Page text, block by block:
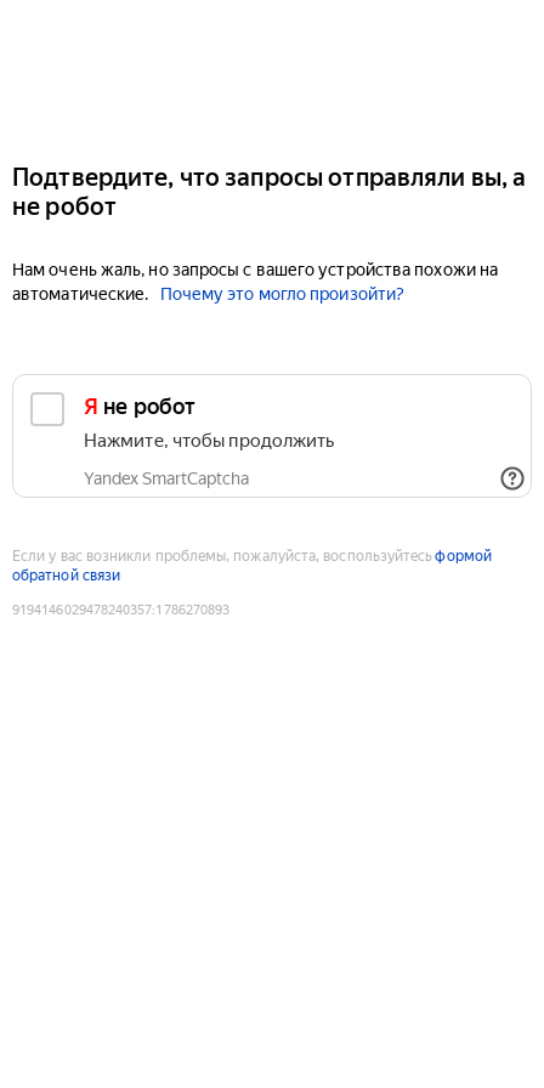
Подтвердите, что запросы отправляли вы, а
не робот
Нам очень жаль, но запросы с вашего устройства похожи на
автоматические.
Почему это могло произойти?
Я не робот
Нажмите, чтобы продолжить
Yandex SmartCaptcha
Если у вас возникли проблемы, пожалуйста, воспользуйтесьформой
обратной связи
9194146029478240357:1786270893